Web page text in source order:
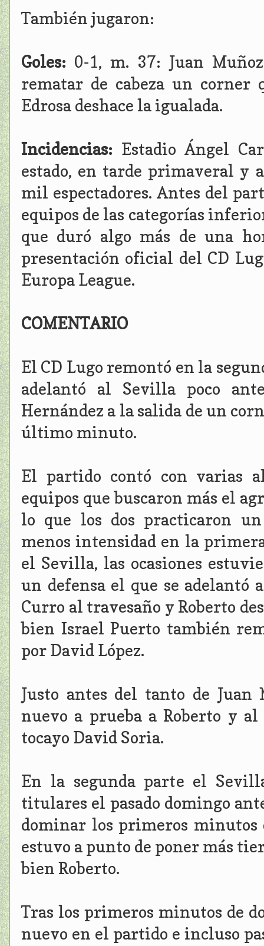
También jugaron:
Goles: 0-1, m. 37: Juan
rematar de cabeza un corner
Edrosa deshace la igualada.
Incidencias: Estadio Ángel
estado, en tarde primaveral y
mil espectadores. Antes del
equipos de las categorías
que duró algo más de una
presentación oficial del CD
Europa League.
COMENTARIO
El CD Lugo remontó en la
adelantó al Sevilla poco
Hernández a la salida de un
último minuto.
El partido contó con varias
equipos que buscaron más el
lo que los dos practicaron
menos intensidad en la
el Sevilla, las ocasiones
un defensa el que se adelantó
Curro al travesaño y Roberto
bien Israel Puerto también
por David López.
Justo antes del tanto de Juan
nuevo a prueba a Roberto y
tocayo David Soria.
En la segunda parte el
titulares el pasado domingo
dominar los primeros minutos
estuvo a punto de poner más
bien Roberto.
Tras los primeros minutos de
nuevo en el partido e incluso